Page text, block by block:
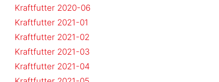
Kraftfutter 2020-06
Kraftfutter 2021-01
Kraftfutter 2021-02
Kraftfutter 2021-03
Kraftfutter 2021-04